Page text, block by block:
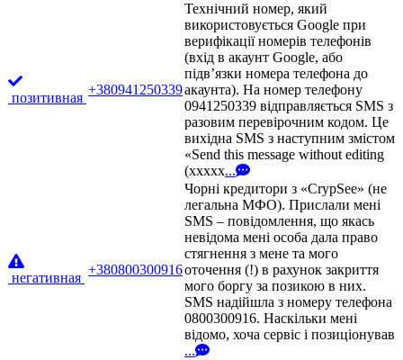
позитивная
+380941250339
Технічний номер, який
використовується Google при
верифікації номерів телефонів
(вхід в акаунт Google, або
підв’язки номера телефона до
акаунта). На номер телефону
0941250339 відправляється SMS з
разовим перевірочним кодом. Це
вихідна SMS з наступним змістом
«Send this message without editing
(xxxxx...
негативная
+380800300916
Чорні кредитори з «CrypSee» (не
легальна МФО). Прислали мені
SMS – повідомлення, що якась
невідома мені особа дала право
стягнення з мене та мого
оточення (!) в рахунок закриття
мого боргу за позикою в них.
SMS надійшла з номеру телефона
0800300916. Наскільки мені
відомо, хоча сервіс і позиціонував
...